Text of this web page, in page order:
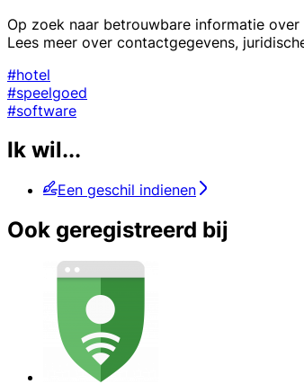
Op zoek naar betrouwbare informatie
Lees meer over contactgegevens,
#hotel
#speelgoed
#software
Ik wil...
Een geschil indienen
Ook geregistreerd bij